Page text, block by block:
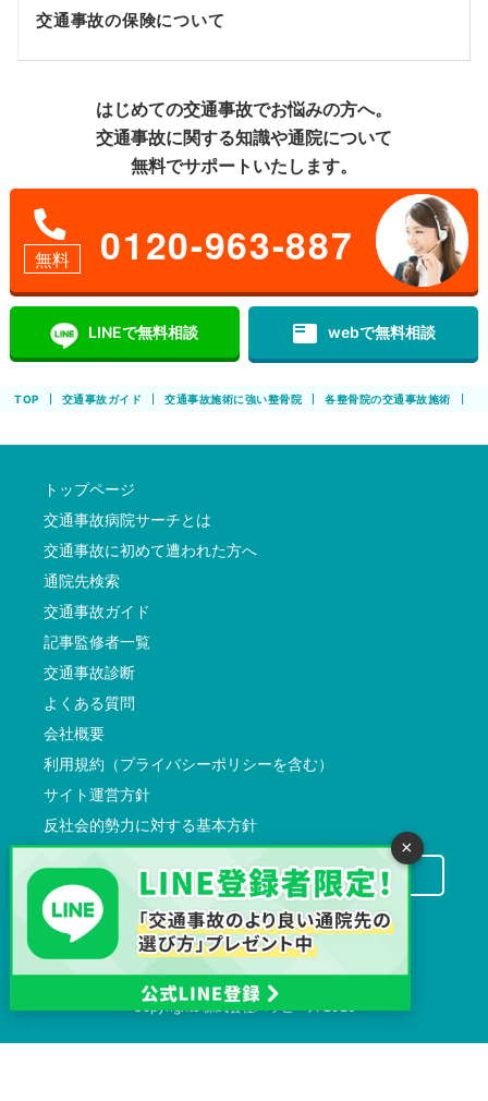
交通事故の保険について
はじめての交通事故でお悩みの方へ。
交通事故に関する知識や通院について
無料でサポートいたします。
無料 0120-963-887
LINEで無料相談 featured_play_list webで無料相談
TOP 交通事故ガイド 交通事故施術に強い整骨院 各整骨院の交通事故施術
トップページ
交通事故病院サーチとは
交通事故に初めて遭われた方へ
通院先検索
交通事故ガイド
記事監修者一覧
交通事故診断
よくある質問
会社概要
利用規約（プライバシーポリシーを含む）
サイト運営方針
反社会的勢力に対する基本方針
交通事故病院サーチに掲載希望の先生方へ
Copyrights株式会社ハッピーズ2026
×